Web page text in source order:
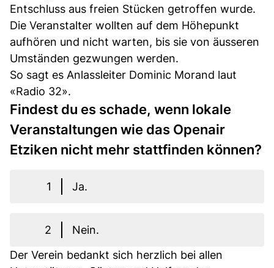
Entschluss aus freien Stücken getroffen wurde.
Die Veranstalter wollten auf dem Höhepunkt
aufhören und nicht warten, bis sie von äusseren
Umständen gezwungen werden.
So sagt es Anlassleiter Dominic Morand laut
«Radio 32».
Findest du es schade, wenn lokale
Veranstaltungen wie das Openair
Etziken nicht mehr stattfinden können?
1 Ja.
2
Nein.
Der Verein bedankt sich herzlich bei allen